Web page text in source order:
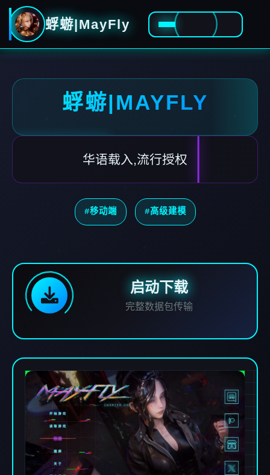
蜉蝣|MayFly
蜉蝣|MAYFLY
华语载入,流行授权
#移动端 #高级建模
启动下载
完整数据包传输